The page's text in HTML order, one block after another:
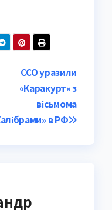
ССО уразили
«Каракурт» з
вісьмома
в РФ